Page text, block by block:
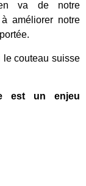
va de notre
améliorer notre
le couteau suisse
est un enjeu